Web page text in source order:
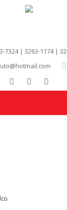
7324 | 3263-1174 |